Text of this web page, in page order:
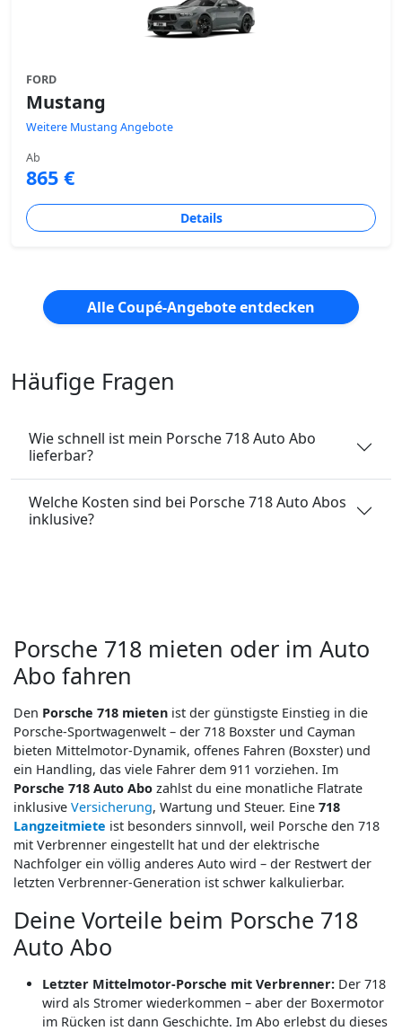
FORD
Mustang
Weitere Mustang Angebote
Ab
865 €
Details
Alle Coupé-Angebote entdecken
Häufige Fragen
Wie schnell ist mein Porsche 718 Auto Abo
lieferbar?
Welche Kosten sind bei Porsche 718 Auto Abos
inklusive?
Porsche 718 mieten oder im Auto
Abo fahren
Den Porsche 718 mieten ist der günstigste Einstieg in die
Porsche-Sportwagenwelt – der 718 Boxster und Cayman
bieten Mittelmotor-Dynamik, offenes Fahren (Boxster) und
ein Handling, das viele Fahrer dem 911 vorziehen. Im
Porsche 718 Auto Abo zahlst du eine monatliche Flatrate
inklusive Versicherung, Wartung und Steuer. Eine 718
Langzeitmiete ist besonders sinnvoll, weil Porsche den 718
mit Verbrenner eingestellt hat und der elektrische
Nachfolger ein völlig anderes Auto wird – der Restwert der
letzten Verbrenner-Generation ist schwer kalkulierbar.
Deine Vorteile beim Porsche 718
Auto Abo
Letzter Mittelmotor-Porsche mit Verbrenner: Der 718
wird als Stromer wiederkommen – aber der Boxermotor
im Rücken ist dann Geschichte. Im Abo erlebst du dieses